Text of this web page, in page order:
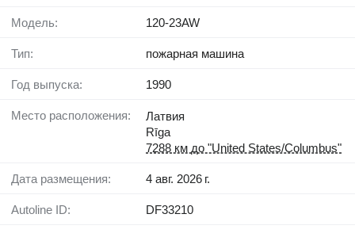
Модель: 120-23AW
Тип: пожарная машина
Год выпуска: 1990
Место расположения:
Латвия
Rīga
7288 км до "United States/Columbus"
Дата размещения: 4 авг. 2026 г.
Autoline ID: DF33210